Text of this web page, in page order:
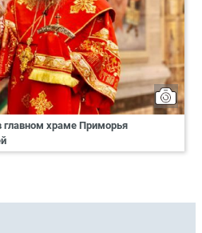
главном храме Приморья